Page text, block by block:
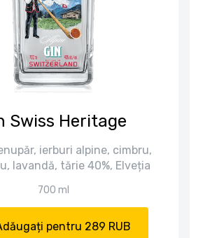
Swiss Heritage
ierburi alpine, cimbru,
lavandă, tărie 40%, Elveția
700 ml
pentru 289 RUB